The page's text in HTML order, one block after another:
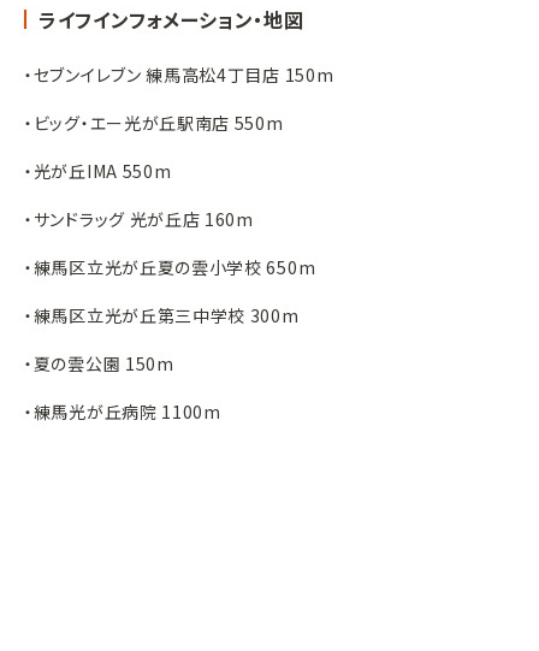
ライフインフォメーション・地図
・セブンイレブン 練馬高松4丁目店 150m
・ビッグ・エー光が丘駅南店 550m
・光が丘IMA 550m
・サンドラッグ 光が丘店 160m
・練馬区立光が丘夏の雲小学校 650m
・練馬区立光が丘第三中学校 300m
・夏の雲公園 150m
・練馬光が丘病院 1100m